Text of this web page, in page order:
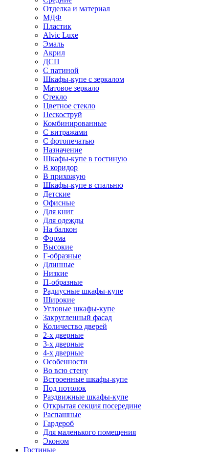
Отделка и материал
МДФ
Пластик
Alvic Luxe
Эмаль
Акрил
ДСП
С патиной
Шкафы-купе с зеркалом
Матовое зеркало
Стекло
Цветное стекло
Пескоструй
Комбинированные
С витражами
С фотопечатью
Назначение
Шкафы-купе в гостиную
В коридор
В прихожую
Шкафы-купе в спальню
Детские
Офисные
Для книг
Для одежды
На балкон
Форма
Высокие
Г-образные
Длинные
Низкие
П-образные
Радиусные шкафы-купе
Широкие
Угловые шкафы-купе
Закругленный фасад
Количество дверей
2-х дверные
3-х дверные
4-х дверные
Особенности
Во всю стену
Встроенные шкафы-купе
Под потолок
Раздвижные шкафы-купе
Открытая секция посередине
Распашные
Гардероб
Для маленького помещения
Эконом
Гостиные